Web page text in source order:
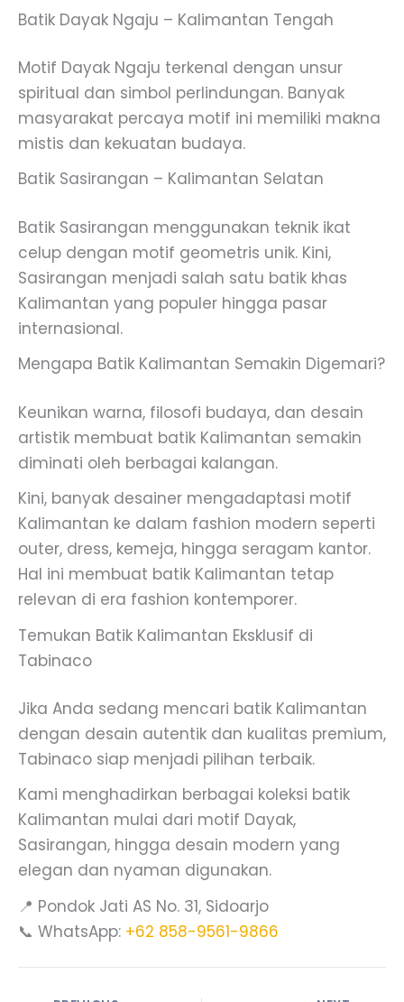
Batik Dayak Ngaju – Kalimantan Tengah
Motif Dayak Ngaju terkenal dengan unsur
spiritual dan simbol perlindungan. Banyak
masyarakat percaya motif ini memiliki makna
mistis dan kekuatan budaya.
Batik Sasirangan – Kalimantan Selatan
Batik Sasirangan menggunakan teknik ikat
celup dengan motif geometris unik. Kini,
Sasirangan menjadi salah satu batik khas
Kalimantan yang populer hingga pasar
internasional.
Mengapa Batik Kalimantan Semakin Digemari?
Keunikan warna, filosofi budaya, dan desain
artistik membuat batik Kalimantan semakin
diminati oleh berbagai kalangan.
Kini, banyak desainer mengadaptasi motif
Kalimantan ke dalam fashion modern seperti
outer, dress, kemeja, hingga seragam kantor.
Hal ini membuat batik Kalimantan tetap
relevan di era fashion kontemporer.
Temukan Batik Kalimantan Eksklusif di
Tabinaco
Jika Anda sedang mencari batik Kalimantan
dengan desain autentik dan kualitas premium,
Tabinaco siap menjadi pilihan terbaik.
Kami menghadirkan berbagai koleksi batik
Kalimantan mulai dari motif Dayak,
Sasirangan, hingga desain modern yang
elegan dan nyaman digunakan.
📍 Pondok Jati AS No. 31, Sidoarjo
📞 WhatsApp: +62 858-9561-9866